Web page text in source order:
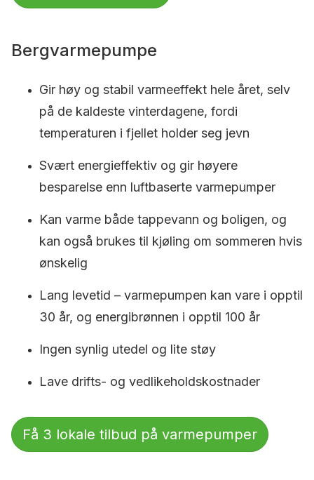
Bergvarmepumpe
Gir høy og stabil varmeeffekt hele året, selv
på de kaldeste vinterdagene, fordi
temperaturen i fjellet holder seg jevn
Svært energieffektiv og gir høyere
besparelse enn luftbaserte varmepumper
Kan varme både tappevann og boligen, og
kan også brukes til kjøling om sommeren hvis
ønskelig
Lang levetid – varmepumpen kan vare i opptil
30 år, og energibrønnen i opptil 100 år
Ingen synlig utedel og lite støy
Lave drifts- og vedlikeholdskostnader
Få 3 lokale tilbud på varmepumper